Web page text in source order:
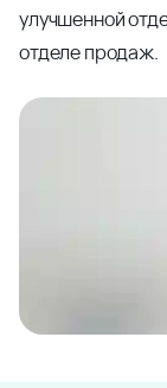
улучшенной
отделе продаж.